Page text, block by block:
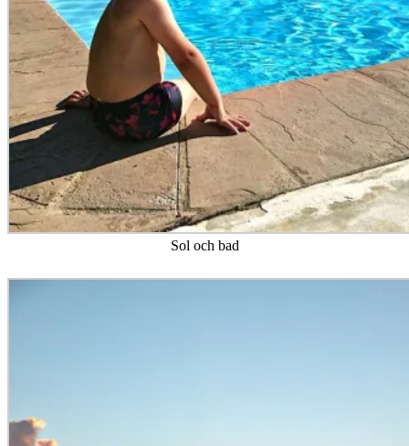
Sol och bad